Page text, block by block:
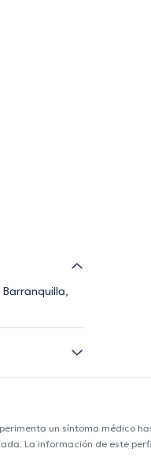
un síntoma médico
La información de este